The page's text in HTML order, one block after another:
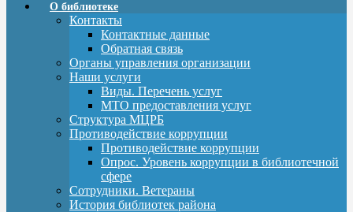
О библиотеке
Контакты
Контактные данные
Обратная связь
Органы управления организации
Наши услуги
Виды. Перечень услуг
МТО предоставления услуг
Структура МЦРБ
Противодействие коррупции
Противодействие коррупции
Опрос. Уровень коррупции в библиотечной
сфере
Сотрудники. Ветераны
История библиотек района